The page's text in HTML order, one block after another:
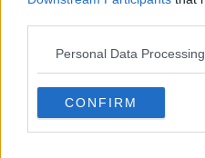
Personal Data
CONFIRM
Covid, una vittima e
Covid, altre 2